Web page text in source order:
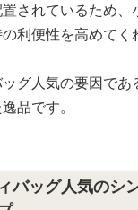
されているため、
利便性を高めてく
グ人気の要因であ
品です。
バッグ人気のシ